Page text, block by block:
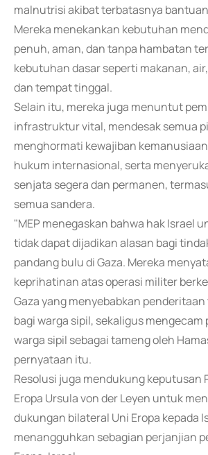
malnutrisi akibat terbatasnya
Mereka menekankan kebutuhan
penuh, aman, dan tanpa hambatan
kebutuhan dasar seperti makanan,
dan tempat tinggal.
Selain itu, mereka juga menuntut
infrastruktur vital, mendesak semua
menghormati kewajiban
hukum internasional, serta
senjata segera dan permanen,
semua sandera.
"MEP menegaskan bahwa hak Israel
tidak dapat dijadikan alasan bagi
pandang bulu di Gaza. Mereka
keprihatinan atas operasi militer
Gaza yang menyebabkan
bagi warga sipil, sekaligus
warga sipil sebagai tameng oleh
pernyataan itu.
Resolusi juga mendukung keputusan
Eropa Ursula von der Leyen untuk
dukungan bilateral Uni Eropa kepada
menangguhkan sebagian perjanjian